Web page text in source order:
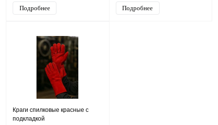
Подробнее Подробнее
Краги спилковые красные с
подкладкой